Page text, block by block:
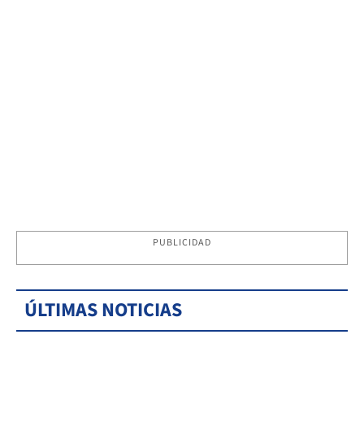
PUBLICIDAD
ÚLTIMAS NOTICIAS